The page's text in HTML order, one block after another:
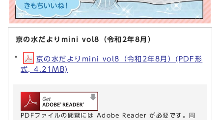
京の水だよりmini vol8（令和2年8月）
京の水だよりmini vol8（令和2年8月）(PDF形
式, 4.21MB)
PDFファイルの閲覧には Adobe Reader が必要です。同